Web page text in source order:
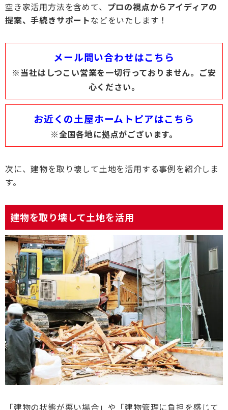
空き家活用方法を含めて、 プロの視点からアイディアの
提案、手続きサポートなどをいたします！
メール問い合わせはこちら
※当社はしつこい営業を一切行っておりません。ご安
心ください。
お近くの土屋ホームトピアはこちら
※全国各地に拠点がございます。
次に、建物を取り壊して土地を活用する事例を紹介しま
す。
建物を取り壊して土地を活用
「建物の状態が悪い場合」や「建物管理に負担を感じて